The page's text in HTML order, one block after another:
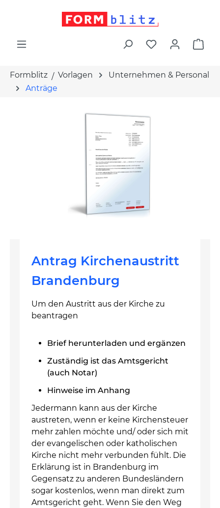
Formblitz Vorlagen
Unternehmen & Personal
Anträge
Antrag Kirchenaustritt
Brandenburg
Um den Austritt aus der Kirche zu
beantragen
Brief herunterladen und ergänzen
Zuständig ist das Amtsgericht
(auch Notar)
Hinweise im Anhang
Jedermann kann aus der Kirche
austreten, wenn er keine Kirchensteuer
mehr zahlen möchte und/ oder sich mit
der evangelischen oder katholischen
Kirche nicht mehr verbunden fühlt. Die
Erklärung ist in Brandenburg im
Gegensatz zu anderen Bundesländern
sogar kostenlos, wenn man direkt zum
Amtsgericht geht. Wenn Sie den Weg